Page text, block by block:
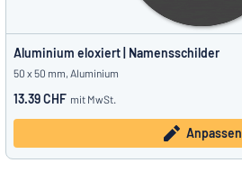
Aluminium eloxiert | Namensschilder
50 x 50 mm, Aluminium
13.39 CHF mit MwSt.
Anpassen